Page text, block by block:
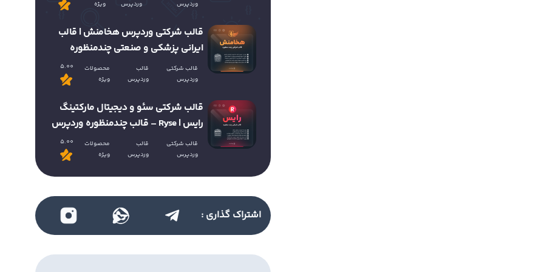
وردپرس وردپرس ویژه
قالب شرکتی وردپرس هخامنش | قالب
ایرانی پزشکی و صنعتی چندمنظوره
قالب شرکتی
وردپرس
قالب
وردپرس
محصولات
ویژه
5.00
قالب شرکتی سئو و دیجیتال مارکتینگ
رایس | Ryse – قالب چندمنظوره وردپرس
قالب شرکتی
وردپرس
قالب
وردپرس
محصولات
ویژه
5.00
اشتراک گذاری :